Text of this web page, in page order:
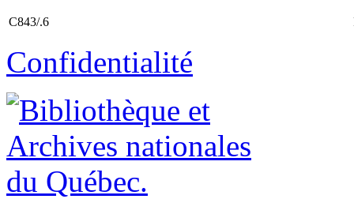
C843/.6
Confidentialité